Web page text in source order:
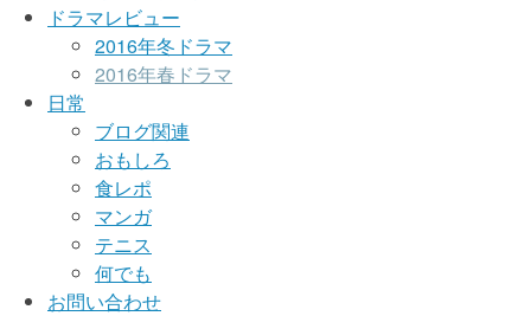
ドラマレビュー
2016年冬ドラマ
2016年春ドラマ
日常
ブログ関連
おもしろ
食レポ
マンガ
テニス
何でも
お問い合わせ